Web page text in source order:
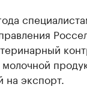
на экспорт.